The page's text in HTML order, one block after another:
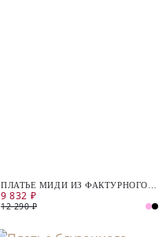
ПЛАТЬЕ МИДИ ИЗ ФАКТУРНОГО
ХЛОПКА
9 832 ₽
12 290 ₽